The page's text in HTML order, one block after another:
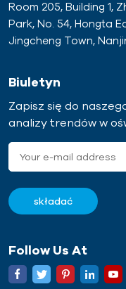
Room 205, Building 1,
Park, No. 54, Hongta
Jingcheng Town,
Biuletyn
Zapisz się do
analizy trendów w
Follow Us At